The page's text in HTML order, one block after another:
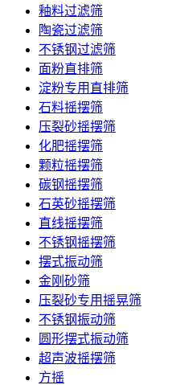
釉料过滤筛
陶瓷过滤筛
不锈钢过滤筛
面粉直排筛
淀粉专用直排筛
石料摇摆筛
压裂砂摇摆筛
化肥摇摆筛
颗粒摇摆筛
碳钢摇摆筛
石英砂摇摆筛
直线摇摆筛
不锈钢摇摆筛
摆式振动筛
金刚砂筛
压裂砂专用摇晃筛
不锈钢振动筛
圆形摆式振动筛
超声波摇摆筛
方摇